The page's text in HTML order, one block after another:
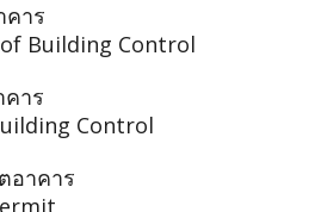
คาร
Building Control
าร
Control
อาคาร